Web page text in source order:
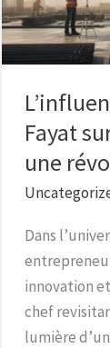
Fayat
une
Dans
innovation
chef
lumière
le
secteur
du
BTP
:
une
révolution
en